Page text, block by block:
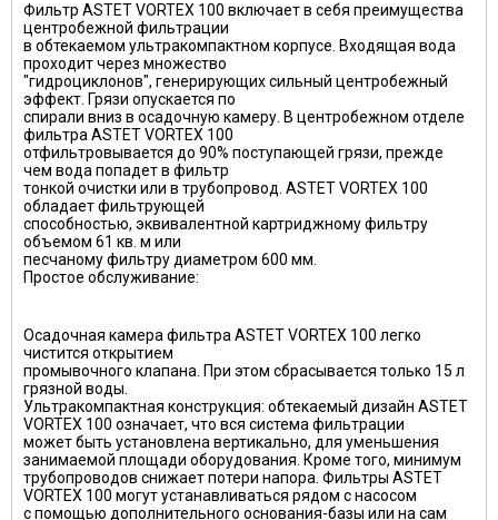
Фильтр ASTET VORTEX 100 включает в себя преимущества
центробежной фильтрации
в обтекаемом ультракомпактном корпусе. Входящая вода
проходит через множество
"гидроциклонов", генерирующих сильный центробежный
эффект. Грязи опускается по
спирали вниз в осадочную камеру. В центробежном отделе
фильтра ASTET VORTEX 100
отфильтровывается до 90% поступающей грязи, прежде
чем вода попадет в фильтр
тонкой очистки или в трубопровод. ASTET VORTEX 100
обладает фильтрующей
способностью, эквивалентной картриджному фильтру
объемом 61 кв. м или
песчаному фильтру диаметром 600 мм.
Простое обслуживание:
Осадочная камера фильтра ASTET VORTEX 100 легко
чистится открытием
промывочного клапана. При этом сбрасывается только 15 л
грязной воды.
Ультракомпактная конструкция: обтекаемый дизайн ASTET
VORTEX 100 означает, что вся система фильтрации
может быть установлена вертикально, для уменьшения
занимаемой площади оборудования. Кроме того, минимум
трубопроводов снижает потери напора. Фильтры ASTET
VORTEX 100 могут устанавливаться рядом с насосом
с помощью дополнительного основания-базы или на сам